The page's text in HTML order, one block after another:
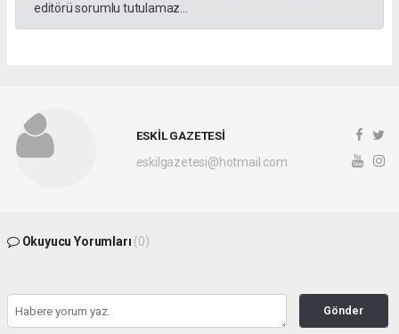
editörü sorumlu tutulamaz...
ESKİL GAZETESİ
eskilgazetesi@hotmail.com
Okuyucu Yorumları (0)
Gönder